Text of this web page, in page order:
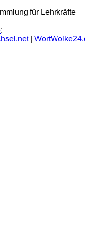
für Lehrkräfte
:
|